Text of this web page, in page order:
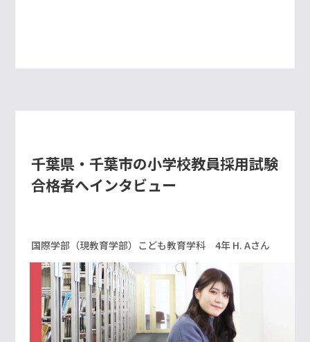
千葉県・千葉市の小学校教員採用試験
合格者へインタビュー
国際学部（現教育学部）こども教育学科 4年 H. Aさん